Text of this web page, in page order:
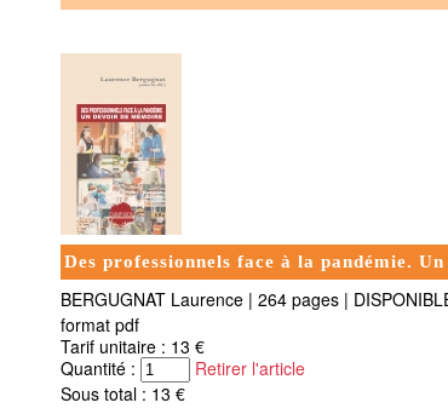
Des professionnels face à la pandémie.
BERGUGNAT Laurence | 264 pages |
format pdf
Tarif unitaire : 13 €
Quantité :
Retirer l'article
Sous total : 13 €